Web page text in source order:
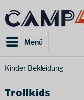
Menü
Kinder-Bekleidung
Trollkids